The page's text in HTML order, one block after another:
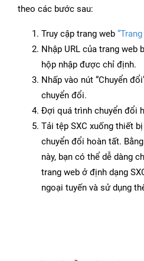
theo các bước sau:
Truy cập trang web
Nhập URL của trang web
hộp nhập được chỉ định.
Nhấp vào nút “Chuyển
chuyển đổi.
Đợi quá trình chuyển đổi
Tải tệp SXC xuống thiết
chuyển đổi hoàn tất.
này, bạn có thể dễ dàng
trang web ở định dạng
ngoại tuyến và sử dụng